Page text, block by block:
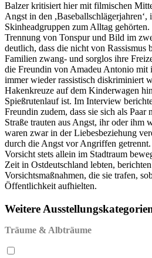
Balzer kritisiert hier mit filmischen
Angst in den ,Baseballschlägerjahren‘,
Skinheadgruppen zum Alltag
Trennung von Tonspur und Bild im
deutlich, dass die nicht von Rassismus
Familien zwang- und sorglos ihre
die Freundin von Amadeu Antonio mit
immer wieder rassistisch diskriminiert
Hakenkreuze auf dem Kinderwagen
Spießrutenlauf ist. Im Interview
Freundin zudem, dass sie sich als Paar
Straße trauten aus Angst, ihr oder ihm
waren zwar in der Liebesbeziehung
durch die Angst vor Angriffen getrennt.
Vorsicht stets allein im Stadtraum
Zeit in Ostdeutschland lebten,
Vorsichtsmaßnahmen, die sie trafen,
Öffentlichkeit aufhielten.
Weitere
Träume & Albträume